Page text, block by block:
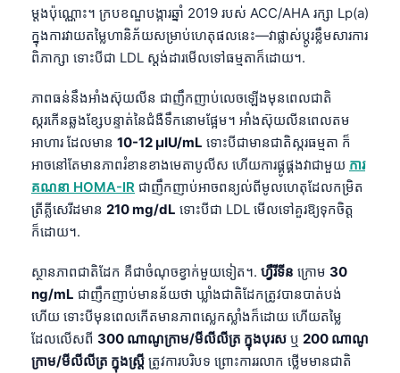
ម្ដងប៉ុណ្ណោះ។ ក្របខណ្ឌបង្ការឆ្នាំ 2019 របស់ ACC/AHA រក្សា Lp(a)
ក្នុងការវាយតម្លៃហានិភ័យសម្រាប់ហេតុផលនេះ—វាផ្លាស់ប្តូរខ្លឹមសារការ
ពិភាក្សា ទោះបីជា LDL ស្តង់ដារមើលទៅធម្មតាក៏ដោយ។.
ភាពធន់នឹងអាំងស៊ុយលីន ជាញឹកញាប់លេចឡើងមុនពេលជាតិ
ស្ករកើនឆ្លងខ្សែបន្ទាត់នៃជំងឺទឹកនោមផ្អែម។ អាំងស៊ុយលីនពេលតម
អាហារ ដែលមាន 10-12 μIU/mL ទោះបីជាមានជាតិស្ករធម្មតា ក៏
អាចនៅតែមានភាពរំខានខាងមេតាបូលីស ហើយការផ្គូផ្គងវាជាមួយ ការ
គណនា HOMA-IR ជាញឹកញាប់អាចពន្យល់ពីមូលហេតុដែលកម្រិត
ត្រីគ្លីសេរីដមាន 210 mg/dL ទោះបីជា LDL មើលទៅគួរឱ្យទុកចិត្ត
ក៏ដោយ។.
ស្ថានភាពជាតិដែក គឺជាចំណុចខ្វាក់មួយទៀត។. ហ្វឺរីទីន ក្រោម 30
ng/mL ជាញឹកញាប់មានន័យថា ឃ្លាំងជាតិដែកត្រូវបានបាត់បង់
ហើយ ទោះបីមុនពេលកើតមានភាពស្លេកស្លាំងក៏ដោយ ហើយតម្លៃ
ដែលលើសពី 300 ណាណូក្រាម/មីលីលីត្រ ក្នុងបុរស ឬ 200 ណាណូ
ក្រាម/មីលីលីត្រ ក្នុងស្ត្រី ត្រូវការបរិបទ ព្រោះការរលាក ថ្លើមមានជាតិ